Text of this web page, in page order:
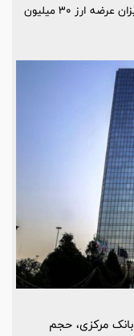
در اولین روز کاری بازار یکپارچه حواله‌ی ارزی، میزان عرضه ارز ۳۰ میلیون
بانک مرکزی، حجم